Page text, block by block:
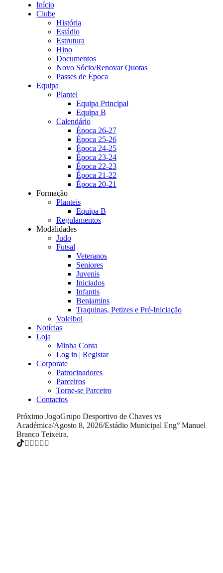
Início
Clube
História
Estádio
Estrutura
Hino
Documentos
Novo Sócio/Renovar Quotas
Passes de Época
Equipa
Plantel
Equipa Principal
Equipa B
Calendário
Época 26-27
Época 25-26
Época 24-25
Época 23-24
Época 22-23
Época 21-22
Época 20-21
Formação
Planteis
Equipa B
Regulamentos
Modalidades
Judo
Futsal
Veteranos
Seniores
Juvenis
Iniciados
Infantis
Benjamins
Traquinas, Petizes e Pré-Iniciação
Voleibol
Notícias
Loja
Minha Conta
Log in | Registar
Corporate
Patrocinadores
Parceiros
Torne-se Parceiro
Contactos
Próximo JogoGrupo Desportivo de Chaves vs
Académica/Agosto 8, 2026/Estádio Municipal Eng° Manuel
Branco Teixeira.